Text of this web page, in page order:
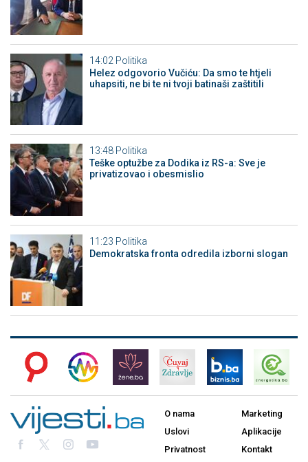
14:02 Politika
Helez odgovorio Vučiću: Da smo te htjeli
uhapsiti, ne bi te ni tvoji batinaši zaštitili
13:48 Politika
Teške optužbe za Dodika iz RS-a: Sve je
privatizovao i obesmislio
11:23 Politika
Demokratska fronta odredila izborni slogan
O nama
Uslovi
Privatnost
Marketing
Aplikacije
Kontakt